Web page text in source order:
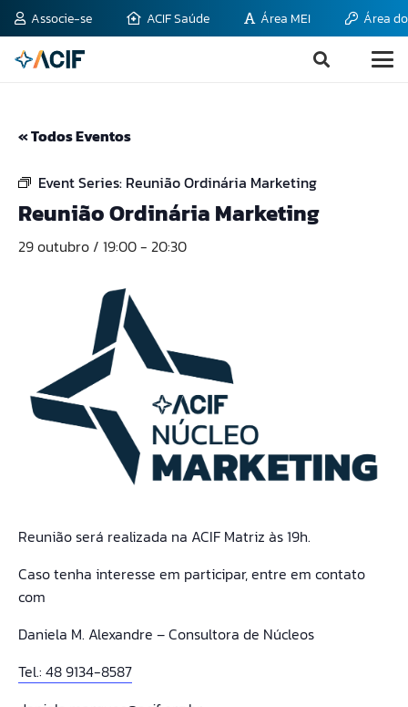
Associe-se ACIF Saúde Área MEI Área
« Todos Eventos
Event Series: Reunião Ordinária Marketing
Reunião Ordinária Marketing
29 outubro / 19:00- 20:30
Reunião será realizada na ACIF Matriz às 19h.
Caso tenha interesse em participar, entre em contato
com
Daniela M. Alexandre – Consultora de Núcleos
Tel.: 48 9134-8587